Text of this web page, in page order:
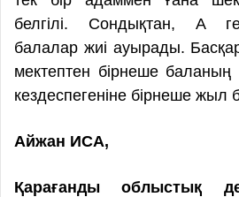
белгілі. Сондықтан, А
балалар жиі ауырады.
мектептен бірнеше баланың
кездеспегеніне бірнеше жыл
Айжан ИСА,
Қарағанды облыстық